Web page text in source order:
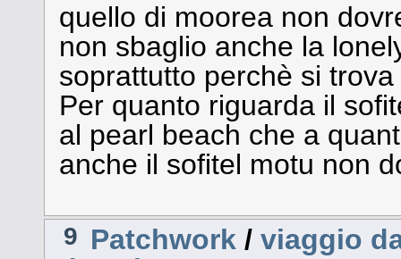
quello di moorea non
non sbaglio anche la
soprattutto perchè si
Per quanto riguarda il
al pearl beach che a
anche il sofitel motu non
9 Patchwork /viaggio